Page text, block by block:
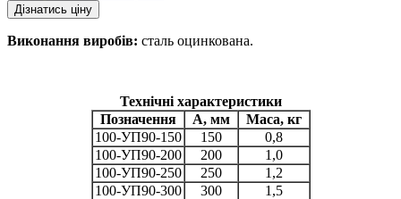
Дізнатись ціну
Виконання виробів: сталь оцинкована.
Технічні характеристики
Позначення
А, мм
Маса, кг
100-УП90-150
150
0,8
100-УП90-200
200
1,0
100-УП90-250
250
1,2
100-УП90-300
300
1,5